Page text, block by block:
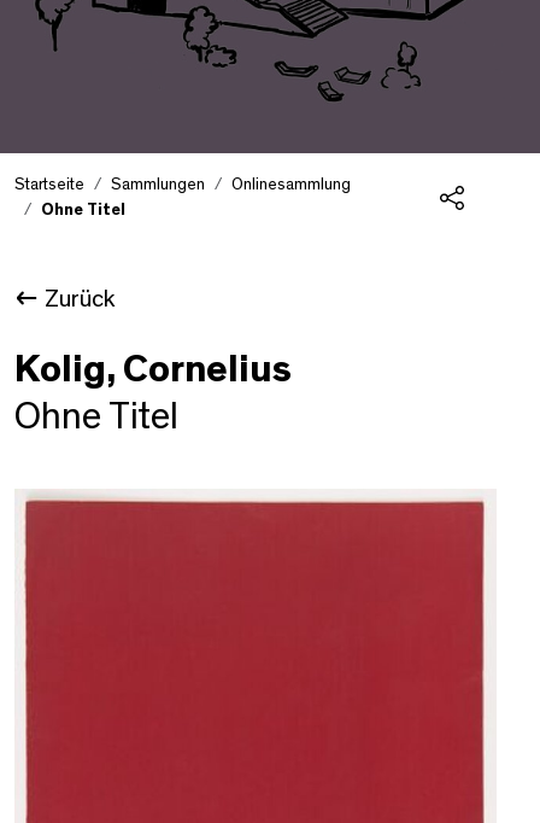
Startseite Sammlungen
Onlinesammlung
Ohne Titel
Zurück
Kolig, Cornelius
Ohne Titel